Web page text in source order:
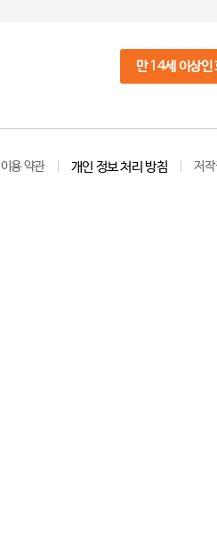
만 14세 이상인
이용 약관 개인 정보 처리 방침 저